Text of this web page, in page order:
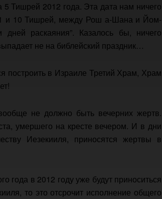
Тишрей 2012 года. Эта дата нам ничего
и 10 Тишрей, между Рош а-Шана и Йом-
раскаяния”. Казалось бы, ничего
не на библейский праздник…
построить в Израиле Третий Храм, Храм
не должно быть вечерних жертв.
умершего на кресте вечером. И в дни
Иезекииля, приносятся жертвы в
года в 2012 году уже будут приноситься
то это отсрочит исполнение общего